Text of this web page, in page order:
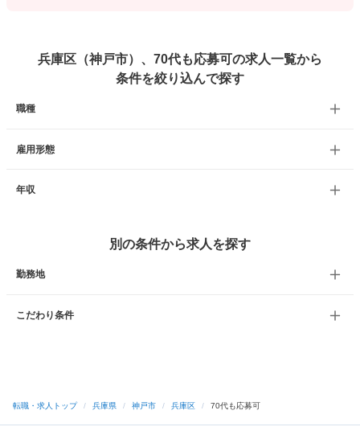
兵庫区（神戸市）、70代も応募可の求人一覧から
条件を絞り込んで探す
職種
雇用形態
年収
別の条件から求人を探す
勤務地
こだわり条件
転職・求人トップ / 兵庫県 / 神戸市 / 兵庫区 / 70代も応募可